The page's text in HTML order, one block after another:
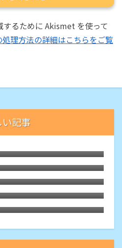
するために Akismet を使って
理方法の詳細はこちらをご覧
記事
ジョン「Gillette
カミソリ「YAQI Ghost
な高効率性
ンサーエクセル互換
自らの「ジレット商
ッジ刃用研ぎ器として
22T-H Glide PRO
枚刃のカミソリホルダ